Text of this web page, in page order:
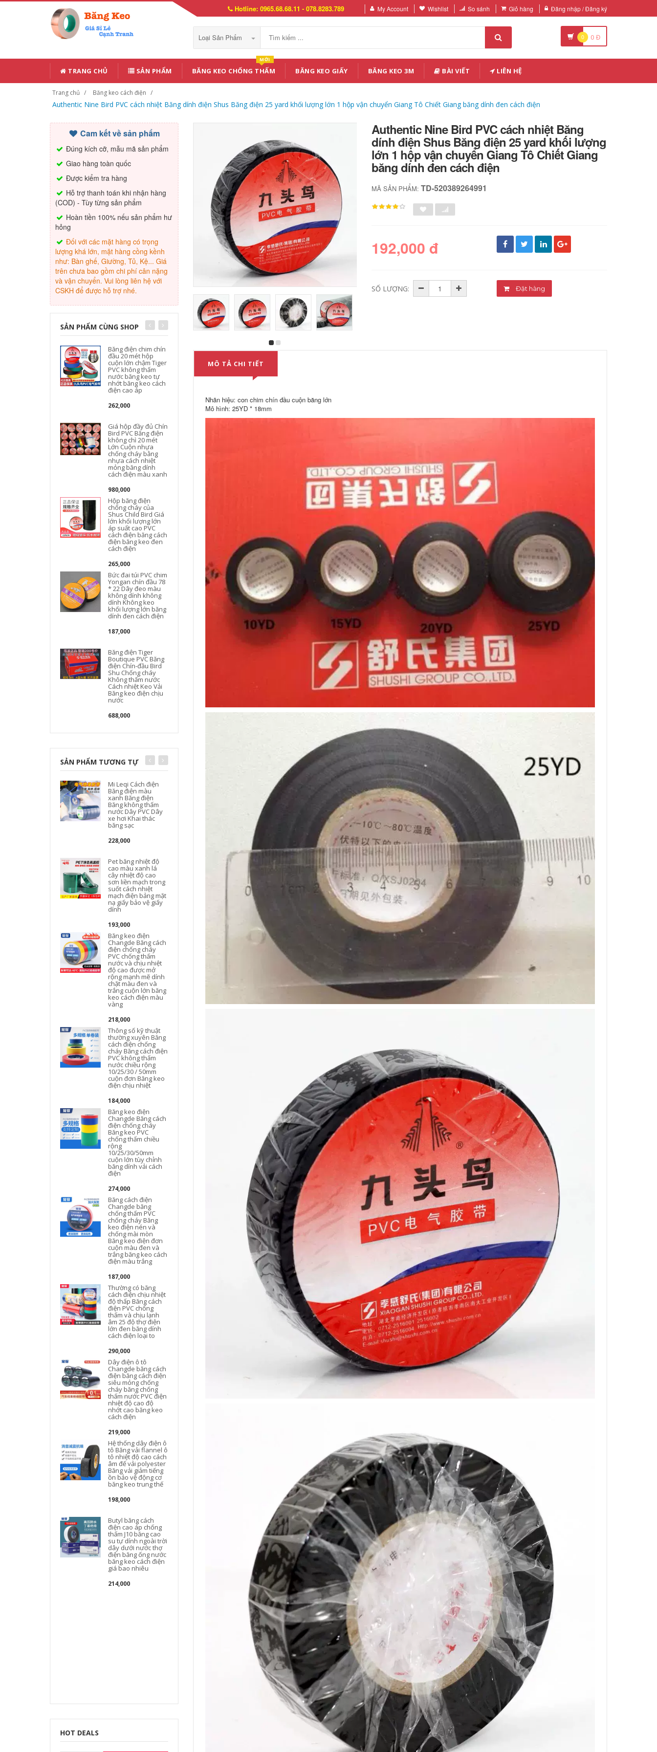
Hotline: 0965.68.68.11 - 078.8283.789 My Account Wishlist So sánh Giỏ hàng Đăng nhập / Đăng ký
Loại Sản Phẩm 0 0 Đ
TRANG CHỦ SẢN PHẨM BĂNG KEO CHỐNG THẤM
MỚI
BĂNG KEO GIẤY BĂNG KEO 3M BÀI VIẾT LIÊN HỆ
Trang chủ Băng keo cách điện
Authentic Nine Bird PVC cách nhiệt Băng dính điện Shus Băng điện 25 yard khối lượng lớn 1 hộp vận chuyển Giang Tô Chiết Giang băng dính đen cách điện
Cam kết về sản phẩm
Đúng kích cỡ, mẫu mã sản phẩm
Giao hàng toàn quốc
Được kiểm tra hàng
Hỗ trợ thanh toán khi nhận hàng
(COD) - Tùy từng sản phẩm
Hoàn tiền 100% nếu sản phẩm hư
hỏng
Đối với các mặt hàng có trọng
lượng khá lớn, mặt hàng cồng kềnh
như: Bàn ghế, Giường, Tủ, Kệ... Giá
trên chưa bao gồm chi phí cân nặng
và vận chuyển. Vui lòng liên hệ với
CSKH để được hỗ trợ nhé.
SẢN PHẨM CÙNG SHOP
Băng điện chim chín
đầu 20 mét hộp
cuộn lớn chậm Tiger
PVC không thấm
nước băng keo tự
nhớt băng keo cách
điện cao áp
262,000
Giá hộp đầy đủ Chín
Bird PVC Băng điện
không chì 20 mét
Lớn Cuộn nhựa
chống cháy bằng
nhựa cách nhiệt
mỏng băng dính
cách điện màu xanh
980,000
Hộp băng điện
chống cháy của
Shus Child Bird Giá
lớn khối lượng lớn
áp suất cao PVC
cách điện băng cách
điện băng keo đen
cách điện
265,000
Bức đai túi PVC chim
Yongan chín đầu 78
* 22 Dây đeo màu
không dính không
dính Không keo
khối lượng lớn băng
dính đen cách điện
187,000
Băng điện Tiger
Boutique PVC Băng
điện Chín-đầu Bird
Shu Chống cháy
Không thấm nước
Cách nhiệt Keo Vải
Băng keo điện chịu
nước
688,000
Logo Cáp chim PVC
khối lượng 20 Mikhu
màu vàng-xanh lục
băng keo cách điện
272,000
băng keo cách điện
màu trắng
274,000
Chín Bird PVC Băng
keo điện 15 mét 20
mét Shu điện cách
nhiệt không thấm
nước thời gian giới
hạn băng keo cách
điện màu trắng
SHUs Electric Tiger
Chín Bird Bag Tie
điện chịu nhiệt
183,000
Băng điện PVC của
Shu siêu mỏng siêu
dính cách điện
đai Khai thác 1 hộp
Giang Tô Chiết
Giang giá băng dính
cách điện
186,000
Băng điện Tiger
Boutique A Loại 200
Rolls 邮 舒 氏 氏 鸟
水水 鸟 鸟 鸟 鸟 鸟 绝
缘 các loại băng
dính cách điện
1,100,000
Authentic SHUs PVC
Băng keo điện chì
bảo vệ môi trường
Băng cách điện 20
mét Nhiệt độ cao
băng keo cách điện
pvc
SẢN PHẨM TƯƠNG TỰ
Mi Leqi Cách điện
Băng điện màu
xanh Băng điện
Băng không thấm
nước Dây PVC Dây
xe hơi Khai thác
băng sạc
228,000
Pet băng nhiệt độ
cao màu xanh lá
cây nhiệt độ cao
sơn liền mạch trong
suốt cách nhiệt
mạch điện bảng mặt
nạ giấy bảo vệ giấy
dính
193,000
Băng keo điện
Changde Băng cách
điện chống cháy
PVC chống thấm
nước và chịu nhiệt
độ cao được mở
rộng mạnh mẽ dính
chặt màu đen và
trắng cuộn lớn băng
keo cách điện màu
vàng
218,000
Thông số kỹ thuật
thường xuyên Băng
cách điện chống
cháy Băng cách điện
PVC không thấm
nước chiều rộng
10/25/30 / 50mm
cuộn đơn Băng keo
điện chịu nhiệt
184,000
Băng keo điện
Changde Băng cách
điện chống cháy
Băng keo PVC
chống thấm chiều
rộng
10/25/30/50mm
cuộn lớn tùy chỉnh
băng dính vải cách
điện
274,000
Băng cách điện
Changde băng
chống thấm PVC
chống cháy Băng
keo điện nén và
chống mài mòn
Băng keo điện đơn
cuộn màu đen và
trắng băng keo cách
điện màu trắng
187,000
Thường có băng
cách điện chịu nhiệt
độ thấp Băng cách
điện PVC chống
thấm và chịu lạnh
âm 25 độ thợ điện
lớn đen băng dính
cách điện loại to
290,000
Dây điện ô tô
Changde băng cách
điện băng cách điện
siêu mỏng chống
cháy băng chống
thấm nước PVC điện
nhiệt độ cao độ
nhớt cao băng keo
cách điện
219,000
Hệ thống dây điện ô
tô Băng vải flannel ô
tô nhiệt độ cao cách
âm đế vải polyester
Băng vải giảm tiếng
ồn bảo vệ động cơ
băng keo trung thế
198,000
Butyl băng cách
điện cao áp chống
thấm J10 băng cao
su tự dính ngoài trời
dây dưới nước thợ
điện băng ống nước
băng keo cách điện
giá bao nhiêu
214,000
điện chịu nhiệt độ
thấp Băng keo cách
không thấm nước
Băng keo điện 10
cuộn băng dính
cách điện loại to
262,000
Băng keo cách nhiệt
chống thấm áp suất
cao butyl J10 / J20
băng keo tự dính
cao su không thấm
nước ngoài trời
Băng dính dưới
nước cuộn đơn
băng dính cách điện
Chất nền Máy tính
Sửa chữa Điện trở
Băng cách nhiệt PVC
Băng điện chống
nước Băng cách
điện Chiều rộng
16mm Băng điện dài
10 mét băng dính
vải cách điện
Băng keo cách nhiệt
PVC Băng keo điện
chống nước Chiều
rộng 16mm dài 18M
Băng điện điện băng
dính cách điện 3m
Băng điện Trắng
Trắng Vàng Xanh
Đỏ Đen Mặc Chống
băng dính cách điện
3m1500/1600 bảo vệ
keo dây đai ô tô
PVC bán buôn FCL
băng keo quấn dây
Băng màu Jinghua
tự làm trang trí
nhiếp ảnh triển lãm
cưới đen, vàng, Đỏ,
trắng, xanh da trời,
xanh lá, nâu, bạc,
màu tím, băng vải,
băng chống thấm,
bẫy, mạnh, độ nhớt
cao, băng bán buôn
một mặt tùy chỉnh
băng dính cách điện
Jinghua băng vải
màu băng dính tự
làm trang trí chụp
ảnh triển lãm đám
cưới băng mạnh mẽ
chống thấm đường
ống sửa chữa rò rỉ
băng đỏ vàng xanh
xanh đen và trắng
mạnh mẽ có độ nhớt
cao băng thảm rộng
cách điện pvc
640,000
Đám cưới và triển
lãm đế vải hai mặt
có độ dẻo cao mạnh
mẽ dán cố định
thảm phủ lớp nối
trí loại bỏ không để
keo đen cách điện
202,000
Lớp phủ băng nhiệt
bảo vệ mặt nạ, giấy
dính, bảng mạch
PCB vô giá, phun
bảng mạch, phun
gốc axit, băng dính
xanh chống nướng
Băng keo điện chịu
nước
199,000
Băng keo xanh
Kaizhen, băng keo
cách điện, bảng
mạch mạ điện, sơn
phun và sơn bóng
nướng, băng keo
chịu nhiệt độ cao
PET màu xanh lá
cây băng keo cách
185,000
Nhà máy trực tiếp
chống cháy băng
đen acetate băng
gói LCD sửa chữa
cách nhiệt băng
nhiệt độ cao bán
Nhập khẩu nguyên
bản Authentic Nhật
Bản 903973 Băng
điện chịu nhiệt độ
cao Băng nhiệt độ
cao NO.903 Nhiệt độ
UL 1000 ° C băng
cách điện
370,000
Nhà máy trực tiếp
PVC cách nhiệt độ
nhớt cao Băng keo
điện mạnh mẽ Vải
tác băng dính vải
cao của Nhật Bản
Băng keo chống ma
sát 1000 độ chịu lực
ma sát Hat-F13 băng
dính cách điện
370,000
Nhà máy trực tiếp
PVC cách nhiệt Băng
điện mạnh mẽ Vòi
chống dính chống
dính siêu điện băng
dính cách điện chịu
nhiệt
270,000
PVC Băng dính
chống cháy Băng
siêu mỏng Băng
điện Băng keo đen
Keo dán vải cách
nhiệt 10 mét băng
dính cách điện 3m
320,000
HOT DEALS
Authentic Nine Bird PVC cách nhiệt Băng
dính điện Shus Băng điện 25 yard khối lượng
lớn 1 hộp vận chuyển Giang Tô Chiết Giang
băng dính đen cách điện
MÃ SẢN PHẨM:TD-520389264991
192,000 đ
SỐ LƯỢNG: Đặt hàng
MÔ TẢ CHI TIẾT
Nhãn hiệu: con chim chín đầu cuộn băng lớn
Mô hình: 25YD * 18mm